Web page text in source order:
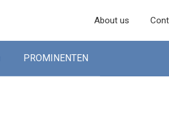
About us
PROMINENTEN